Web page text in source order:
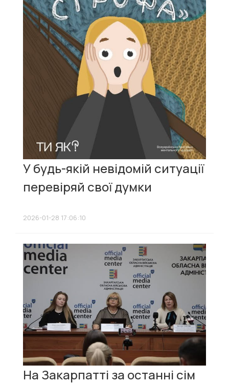
У будь-якій невідомій ситуації
перевіряй свої думки
2026-01-28 17:06:10
На Закарпатті за останні сім